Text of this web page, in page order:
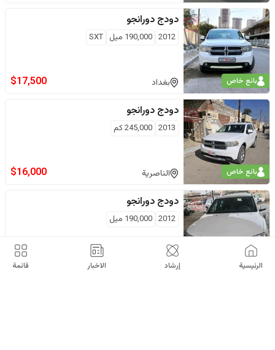
الرئيسية إرشاد الاخبار قائمة
بائع خاص
دودج دورانجو
2012
190,000 ميل SXT
بغداد $17,500
بائع خاص
دودج دورانجو
2013
245,000كم
الناصرية $16,000
بائع خاص
دودج دورانجو
2012
190,000 ميل
طارمية $17,000